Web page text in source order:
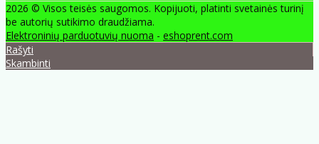
2026 © Visos teisės saugomos. Kopijuoti, platinti svetainės turinį
be autorių sutikimo draudžiama.
Elektroninių parduotuvių nuoma - eshoprent.com
Rašyti
Skambinti